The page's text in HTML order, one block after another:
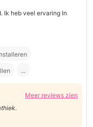
Ik heb veel ervaring In
...
Meer reviews zien